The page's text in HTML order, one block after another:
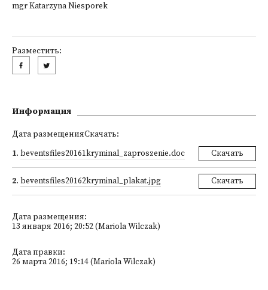
mgr Katarzyna Niesporek
Разместить:
Информация
Дата размещенияСкачать:
1. beventsfiles20161kryminal_zaproszenie.doc Скачать
2. beventsfiles20162kryminal_plakat.jpg Скачать
Дата размещения:
13 января 2016; 20:52 (Mariola Wilczak)
Дата правки:
26 марта 2016; 19:14 (Mariola Wilczak)